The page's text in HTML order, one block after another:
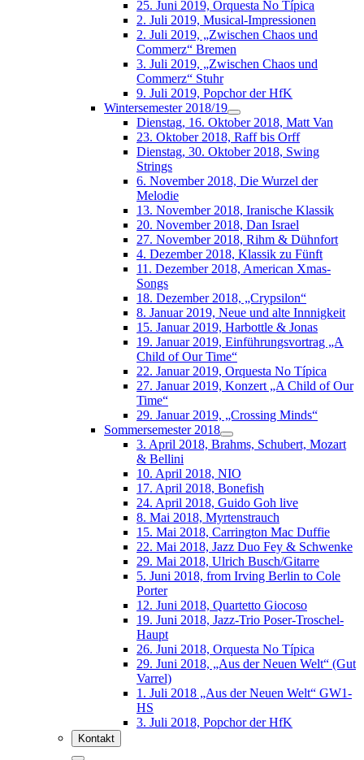
25. Juni 2019, Orquesta No Típica
2. Juli 2019, Musical-Impressionen
2. Juli 2019, „Zwischen Chaos und
Commerz“ Bremen
3. Juli 2019, „Zwischen Chaos und
Commerz“ Stuhr
9. Juli 2019, Popchor der HfK
Wintersemester 2018/19
Dienstag, 16. Oktober 2018, Matt Van
23. Oktober 2018, Raff bis Orff
Dienstag, 30. Oktober 2018, Swing
Strings
6. November 2018, Die Wurzel der
Melodie
13. November 2018, Iranische Klassik
20. November 2018, Dan Israel
27. November 2018, Rihm & Dühnfort
4. Dezember 2018, Klassik zu Fünft
11. Dezember 2018, American Xmas-
Songs
18. Dezember 2018, „Crypsilon“
8. Januar 2019, Neue und alte Innnigkeit
15. Januar 2019, Harbottle & Jonas
19. Januar 2019, Einführungsvortrag „A
Child of Our Time“
22. Januar 2019, Orquesta No Típica
27. Januar 2019, Konzert „A Child of Our
Time“
29. Januar 2019, „Crossing Minds“
Sommersemester 2018
3. April 2018, Brahms, Schubert, Mozart
& Bellini
10. April 2018, NIO
17. April 2018, Bonefish
24. April 2018, Guido Goh live
8. Mai 2018, Myrtenstrauch
15. Mai 2018, Carrington Mac Duffie
22. Mai 2018, Jazz Duo Fey & Schwenke
29. Mai 2018, Ulrich Busch/Gitarre
5. Juni 2018, from Irving Berlin to Cole
Porter
12. Juni 2018, Quartetto Giocoso
19. Juni 2018, Jazz-Trio Poser-Troschel-
Haupt
26. Juni 2018, Orquesta No Típica
29. Juni 2018, „Aus der Neuen Welt“ (Gut
Varrel)
1. Juli 2018 „Aus der Neuen Welt“ GW1-
HS
3. Juli 2018, Popchor der HfK
Kontakt